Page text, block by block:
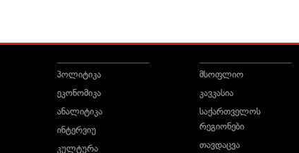
პოლიტიკა
ეკონომიკა
ანალიტიკა
ინტერვიუ
კულტურა
მსოფლიო
კავკასია
საქართველოს
რეგიონები
თავდაცვა